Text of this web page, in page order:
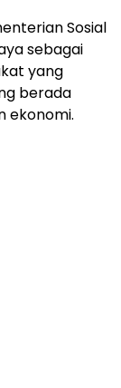
Sosial
sebagai
yang
berada
ekonomi.